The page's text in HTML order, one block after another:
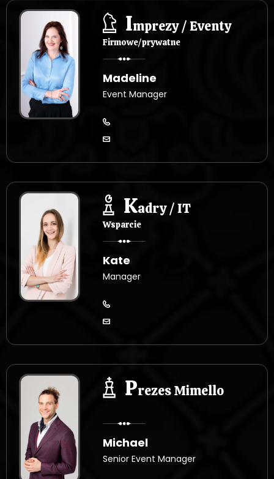
Imprezy / Eventy
Firmowe/prywatne
Madeline
Event Manager
Kadry / IT
Wsparcie
Kate
Manager
Prezes Mimello
Michael
Senior Event Manager